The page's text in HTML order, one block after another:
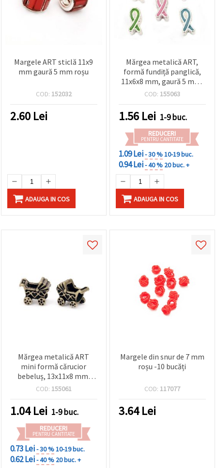
Margele ART sticlă 11x9
mm gaură 5 mm roșu
COD: 152032
2.60 Lei
ADAUGA IN COS
Mărgea metalică ART,
formă fundiță panglică,
11x6x8 mm, gaură 5 mm,
culori mixte
COD: 155063
1.56 Lei 1-9 buc.
REDUCERI
PENTRU CANTITATE
1.09 Lei- 30 %10-19 buc.
0.94 Lei- 40 % 20 buc. +
ADAUGA IN COS
Mărgea metalică ART
mini formă cărucior
bebeluș, 13x11x8 mm,
orificiu 5 mm, culoare
COD: 155061
1.04Lei 1-9 buc.
REDUCERI
PENTRU CANTITATE
0.73 Lei- 30 %10-19 buc.
0.62 Lei- 40 % 20 buc. +
Margele din snur de 7 mm
roșu -10 bucăți
COD: 117077
3.64Lei